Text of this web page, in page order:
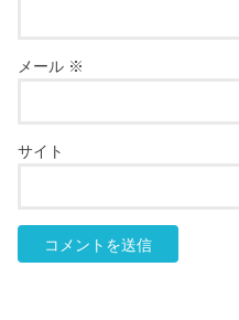
メール ※
サイト